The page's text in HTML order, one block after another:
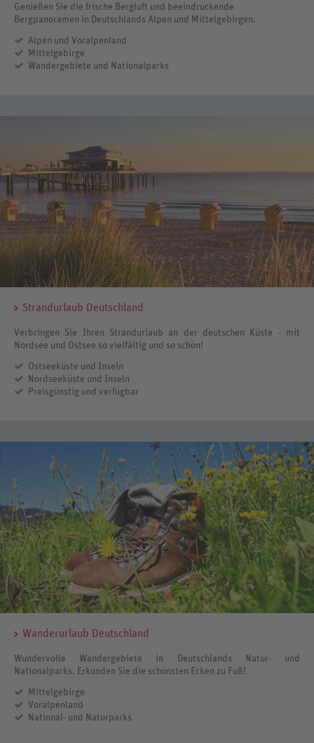
Genießen Sie die frische Bergluft und beeindruckende
Bergpanoramen in Deutschlands Alpen und Mittelgebirgen.
Alpen und Voralpenland
Mittelgebirge
Wandergebiete und Nationalparks
Strandurlaub Deutschland
Verbringen Sie Ihren Strandurlaub an der deutschen Küste - mit
Nordsee und Ostsee so vielfältig und so schön!
Ostseeküste und Inseln
Nordseeküste und Inseln
Preisgünstig und verfügbar
Wanderurlaub Deutschland
Wundervolle Wandergebiete in Deutschlands Natur- und
Nationalparks. Erkunden Sie die schönsten Ecken zu Fuß!
Mittelgebirge
Voralpenland
National- und Naturparks